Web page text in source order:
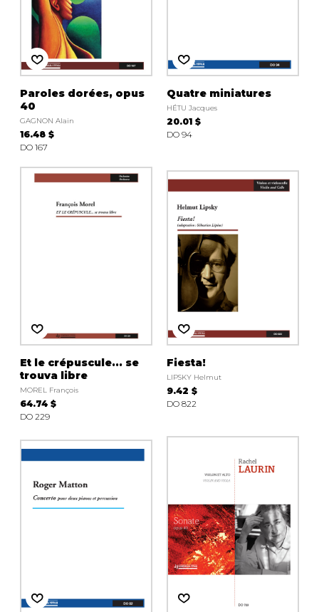
Paroles dorées, opus
40
GAGNON Alain
16.48 $
DO 167
Quatre miniatures
HÉTU Jacques
20.01 $
DO 94
Et le crépuscule... se
trouva libre
MOREL François
64.74 $
DO 229
Fiesta!
LIPSKY Helmut
9.42 $
DO 822